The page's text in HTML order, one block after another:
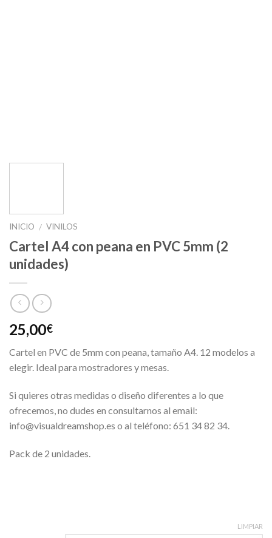
INICIO / VINILOS
Cartel A4 con peana en PVC 5mm (2
unidades)
25,00€
Cartel en PVC de 5mm con peana, tamaño A4. 12 modelos a
elegir. Ideal para mostradores y mesas.
Si quieres otras medidas o diseño diferentes a lo que
ofrecemos, no dudes en consultarnos al email:
info@visualdreamshop.es o al teléfono: 651 34 82 34.
Pack de 2 unidades.
LIMPIAR